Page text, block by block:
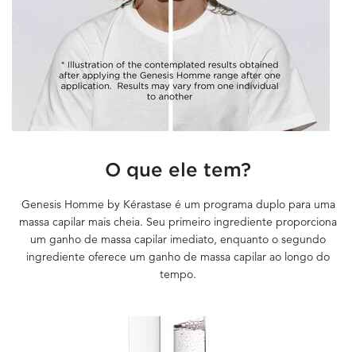
O que ele tem?
Genesis Homme by Kérastase é um programa duplo para uma
massa capilar mais cheia. Seu primeiro ingrediente proporciona
um ganho de massa capilar imediato, enquanto o segundo
ingrediente oferece um ganho de massa capilar ao longo do
tempo.